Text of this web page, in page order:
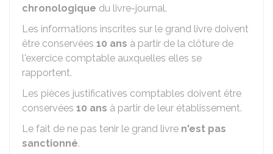
chronologique du livre-journal.
Les informations inscrites sur le grand livre doivent
être conservées 10 ans à partir de la clôture de
l'exercice comptable auxquelles elles se
rapportent.
Les pièces justificatives comptables doivent être
conservées 10 ans à partir de leur établissement.
Le fait de ne pas tenir le grand livre n'est pas
sanctionné.